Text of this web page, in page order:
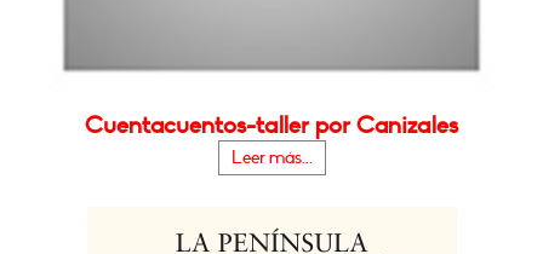
Cuentacuentos-taller por Canizales
Leer más...